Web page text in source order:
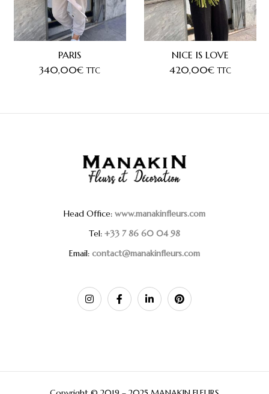
PARIS
340,00€ TTC
NICE IS LOVE
420,00€ TTC
Head Office: www.manakinfleurs.com
Tel: +33 7 86 60 04 98
Email: contact@manakinfleurs.com